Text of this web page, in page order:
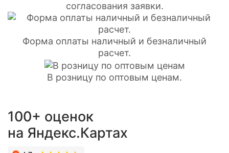
согласования заявки.
Форма оплаты наличный и безналичный
расчет.
В розницу по оптовым ценам.
100+ оценок
на Яндекс.Картах